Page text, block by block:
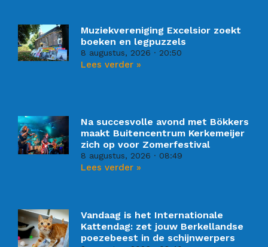
Muziekvereniging Excelsior zoekt
boeken en legpuzzels
8 augustus, 2026 20:50
Lees verder »
Na succesvolle avond met Bökkers
maakt Buitencentrum Kerkemeijer
zich op voor Zomerfestival
8 augustus, 2026 08:49
Lees verder »
Vandaag is het Internationale
Kattendag: zet jouw Berkellandse
poezebeest in de schijnwerpers